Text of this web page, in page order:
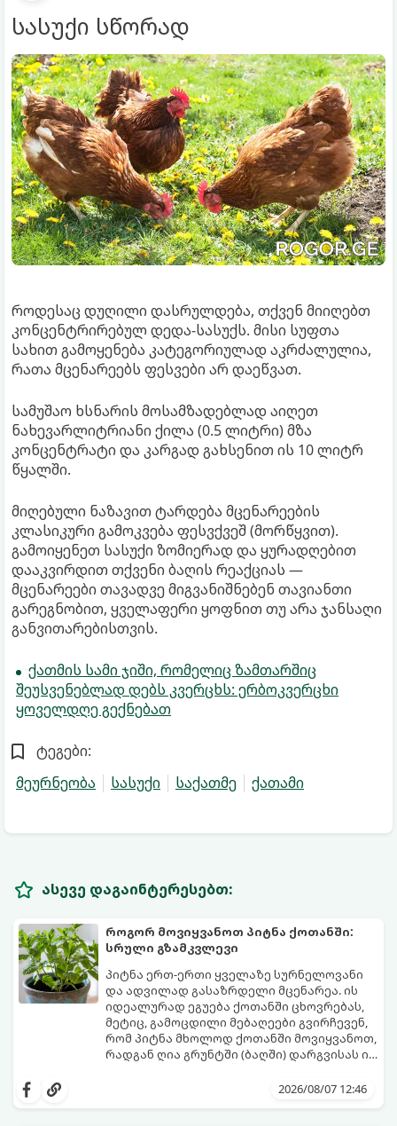
სასუქი სწორად
როდესაც დუღილი დასრულდება, თქვენ მიიღებთ
კონცენტრირებულ დედა-სასუქს. მისი სუფთა
სახით გამოყენება კატეგორიულად აკრძალულია,
რათა მცენარეებს ფესვები არ დაეწვათ.
სამუშაო ხსნარის მოსამზადებლად აიღეთ
ნახევარლიტრიანი ქილა (0.5 ლიტრი) მზა
კონცენტრატი და კარგად გახსენით ის 10 ლიტრ
წყალში.
მიღებული ნაზავით ტარდება მცენარეების
კლასიკური გამოკვება ფესვქვეშ (მორწყვით).
გამოიყენეთ სასუქი ზომიერად და ყურადღებით
დააკვირდით თქვენი ბაღის რეაქციას —
მცენარეები თავადვე მიგვანიშნებენ თავიანთი
გარეგნობით, ყველაფერი ყოფნით თუ არა ჯანსაღი
განვითარებისთვის.
ქათმის სამი ჯიში, რომელიც ზამთარშიც
შეუსვენებლად დებს კვერცხს: ერბოკვერცხი
ყოველდღე გექნებათ
ტეგები:
მეურნეობა
სასუქი საქათმე ქათამი
ასევე დაგაინტერესებთ:
როგორ მოვიყვანოთ პიტნა ქოთანში:
სრული გზამკვლევი
პიტნა ერთ-ერთი ყველაზე სურნელოვანი
და ადვილად გასაზრდელი მცენარეა. ის
იდეალურად ეგუება ქოთანში ცხოვრებას,
მეტიც, გამოცდილი მებაღეები გვირჩევენ,
რომ პიტნა მხოლოდ ქოთანში მოვიყვანოთ,
რადგან ღია გრუნტში (ბაღში) დარგვისას ის
და სხვა მცენარეებს ავიწროებს.
გაგახარებთ ნორჩი, არომატული2026/08/07 12:46